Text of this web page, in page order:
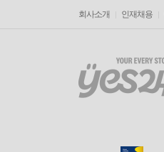
회사소개 인재채용